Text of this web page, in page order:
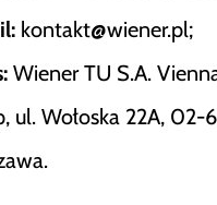
kontakt@wiener.pl;
Wiener TU S.A.
ul. Wołoska 22A, 02-